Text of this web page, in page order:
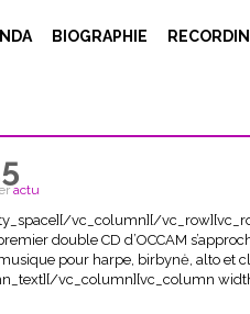
BIOGRAPHIE
actu
vc_column][/
double CD d’OCCAM
pour harpe, birbynė, alto et
vc_column][vc_column